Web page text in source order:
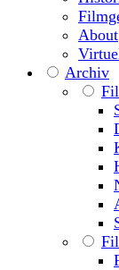
About
Archiv